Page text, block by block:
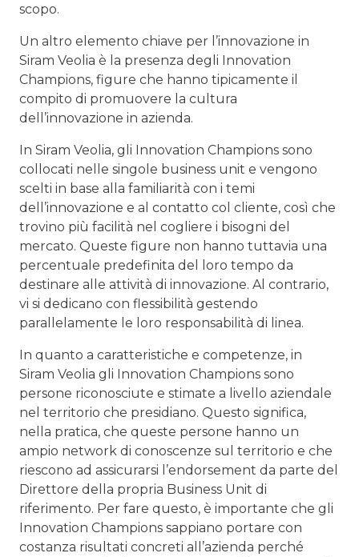
scopo.
Un altro elemento chiave per l’innovazione in
Siram Veolia è la presenza degli Innovation
Champions, figure che hanno tipicamente il
compito di promuovere la cultura
dell’innovazione in azienda.
In Siram Veolia, gli Innovation Champions sono
collocati nelle singole business unit e vengono
scelti in base alla familiarità con i temi
dell’innovazione e al contatto col cliente, così che
trovino più facilità nel cogliere i bisogni del
mercato. Queste figure non hanno tuttavia una
percentuale predefinita del loro tempo da
destinare alle attività di innovazione. Al contrario,
vi si dedicano con flessibilità gestendo
parallelamente le loro responsabilità di linea.
In quanto a caratteristiche e competenze, in
Siram Veolia gli Innovation Champions sono
persone riconosciute e stimate a livello aziendale
nel territorio che presidiano. Questo significa,
nella pratica, che queste persone hanno un
ampio network di conoscenze sul territorio e che
riescono ad assicurarsi l’endorsement da parte del
Direttore della propria Business Unit di
riferimento. Per fare questo, è importante che gli
Innovation Champions sappiano portare con
costanza risultati concreti all’azienda perché